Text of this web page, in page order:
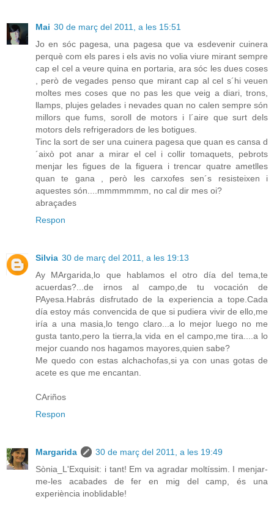
Mai 30 de març del 2011, a les 15:51
Jo en sóc pagesa, una pagesa que va esdevenir cuinera
perquè com els pares i els avis no volia viure mirant sempre
cap el cel a veure quina en portaria, ara sóc les dues coses
, però de vegades penso que mirant cap al cel s´hi veuen
moltes mes coses que no pas les que veig a diari, trons,
llamps, plujes gelades i nevades quan no calen sempre són
millors que fums, soroll de motors i l´aire que surt dels
motors dels refrigeradors de les botigues.
Tinc la sort de ser una cuinera pagesa que quan es cansa d
´això pot anar a mirar el cel i collir tomaquets, pebrots
menjar les figues de la figuera i trencar quatre ametlles
quan te gana , però les carxofes sen´s resisteixen i
aquestes són....mmmmmmm, no cal dir mes oi?
abraçades
Respon
Silvia 30 de març del 2011, a les 19:13
Ay MArgarida,lo que hablamos el otro día del tema,te
acuerdas?...de irnos al campo,de tu vocación de
PAyesa.Habrás disfrutado de la experiencia a tope.Cada
día estoy más convencida de que si pudiera vivir de ello,me
iría a una masia,lo tengo claro...a lo mejor luego no me
gusta tanto,pero la tierra,la vida en el campo,me tira....a lo
mejor cuando nos hagamos mayores,quien sabe?
Me quedo con estas alchachofas,si ya con unas gotas de
acete es que me encantan.
CAriños
Respon
Margarida
30 de març del 2011, a les 19:49
Sònia_L'Exquisit: i tant! Em va agradar moltíssim. I menjar-
me-les acabades de fer en mig del camp, és una
experiència inoblidable!